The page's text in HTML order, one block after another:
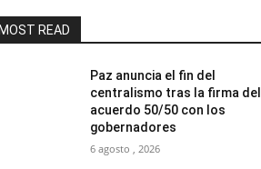
READ
Paz anuncia el fin del
centralismo tras la firma del
acuerdo 50/50 con los
gobernadores
6 agosto , 2026